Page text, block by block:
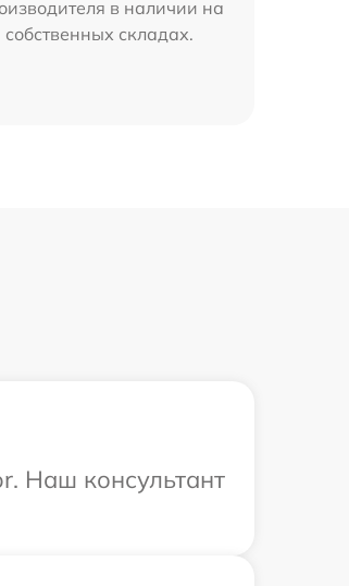
в наличии на
собственных складах.
Наш консультант